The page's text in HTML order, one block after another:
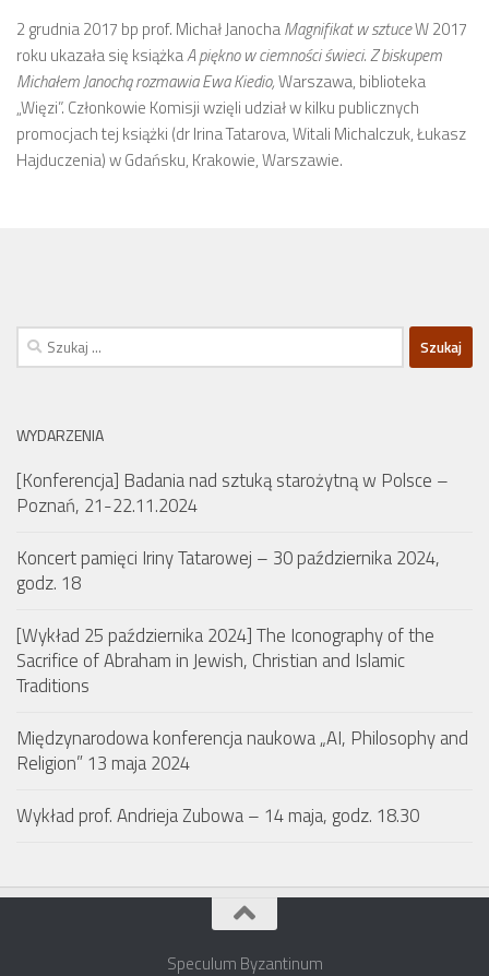
2 grudnia 2017 bp prof. Michał JanochaMagnifikat w sztuceW 2017
roku ukazała się książkaA piękno w ciemności świeci. Z biskupem
Michałem Janochą rozmawia Ewa Kiedio,Warszawa, biblioteka
„Więzi”. Członkowie Komisji wzięli udział w kilku publicznych
promocjach tej książki (dr Irina Tatarova, Witali Michalczuk, Łukasz
Hajduczenia) w Gdańsku, Krakowie, Warszawie.
Szukaj:
WYDARZENIA
[Konferencja] Badania nad sztuką starożytną w Polsce –
Poznań, 21-22.11.2024
Koncert pamięci Iriny Tatarowej – 30 października 2024,
godz. 18
[Wykład 25 października 2024] The Iconography of the
Sacrifice of Abraham in Jewish, Christian and Islamic
Traditions
Międzynarodowa konferencja naukowa „AI, Philosophy and
Religion” 13 maja 2024
Wykład prof. Andrieja Zubowa – 14 maja, godz. 18.30
Speculum Byzantinum